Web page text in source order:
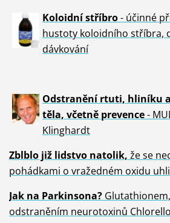
Koloidní stříbro- účinné
hustoty koloidního stříbra,
dávkování
Odstranění rtuti, hliníku
těla, včetně prevence-
Klinghardt
Zblblo již lidstvo natolik, že se
pohádkami o vražedném oxidu
Jak na Parkinsona?
odstraněním neurotoxinů